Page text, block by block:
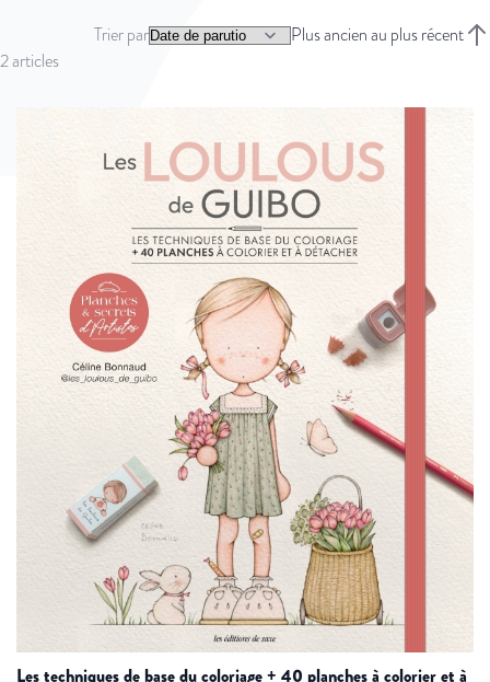
2articles
Trier par
Plus ancien au plus récent
les techniques de base du coloriage + 40 planches à colorier et à